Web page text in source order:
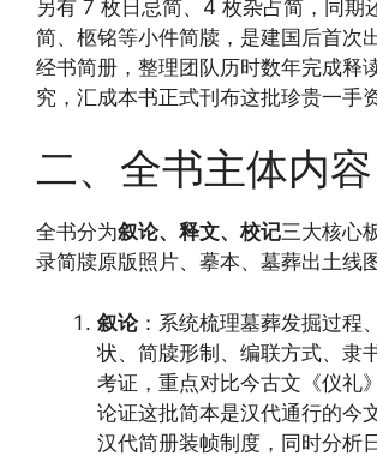
另有 7 枚日忌简、4 枚杂占简，同期
简、柩铭等小件简牍，是建国后首次
经书简册，整理团队历时数年完成释
究，汇成本书正式刊布这批珍贵一手资
二、全书主体内容
全书分为叙论、释文、校记三大核心
录简牍原版照片、摹本、墓葬出土线
叙论：系统梳理墓葬发掘过程
状、简牍形制、编联方式、隶
考证，重点对比今古文《仪礼
论证这批简本是汉代通行的今
汉代简册装帧制度，同时分析